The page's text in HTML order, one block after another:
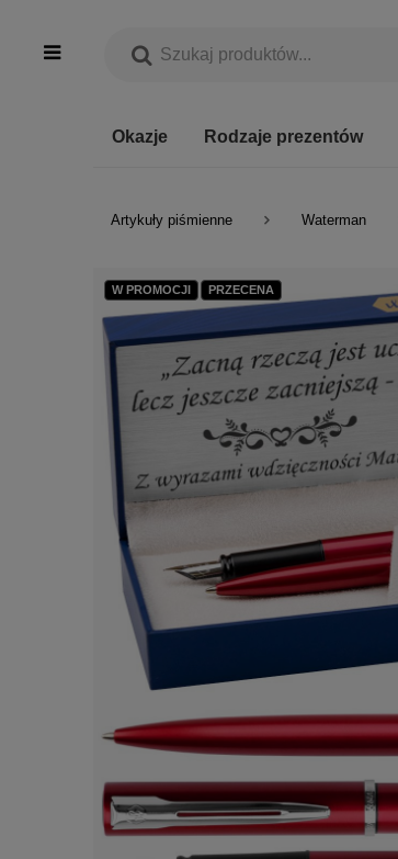
Okazje Rodzaje prezentów
Artykuły piśmienne Waterman
W PROMOCJI PRZECENA